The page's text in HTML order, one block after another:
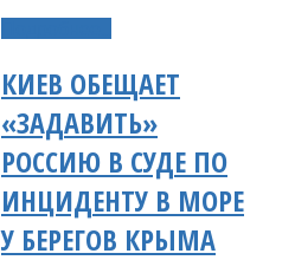
КИЕВ ОБЕЩАЕТ
«ЗАДАВИТЬ»
РОССИЮ В СУДЕ ПО
ИНЦИДЕНТУ В МОРЕ
У БЕРЕГОВ КРЫМА